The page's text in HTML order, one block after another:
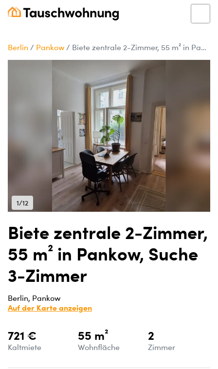
Berlin / Pankow / Biete zentrale 2-Zimmer, 55 m² in Pankow, Suche 3-Zimmer
1/12
Biete zentrale 2-Zimmer,
55 m² in Pankow, Suche
3-Zimmer
Berlin, Pankow
Auf der Karte anzeigen
721 €
Kaltmiete
55 m²
Wohnfläche
2
Zimmer